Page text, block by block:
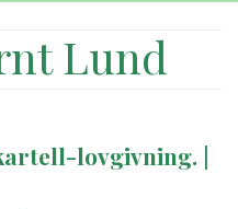
Lund
lovgivning. |